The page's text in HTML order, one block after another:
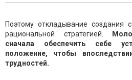
Поэтому откладывание создания
рациональной стратегией.
сначала обеспечить себе
положение, чтобы
трудностей.